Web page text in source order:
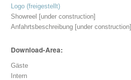
Logo (freigestellt)
Showreel [under construction]
Anfahrtsbeschreibung [under construction]
Download-Area:
Gäste
Intern